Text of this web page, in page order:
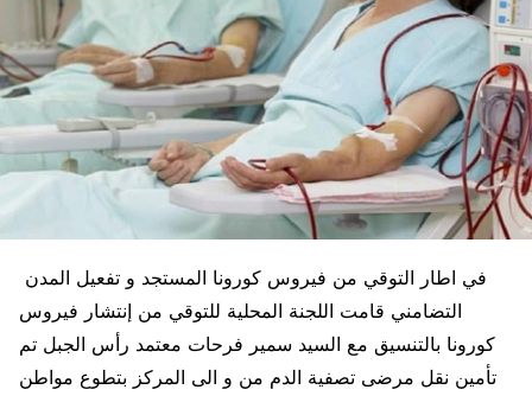
التضامني قامت اللجنة المحلية للتوقي من إنتشار فيروس
كورونا بالتنسيق مع السيد سمير فرحات معتمد رأس الجبل تم
تأمين نقل مرضى تصفية الدم من و الى المركز بتطوع مواطن